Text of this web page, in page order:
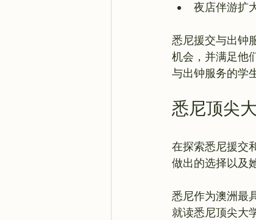
夜店伴游扩
悉尼援交与出钟
机会，并满足他
悉尼顶尖
在探索悉尼援交
做出的选择以及
悉尼作为澳洲最
就读悉尼顶尖大